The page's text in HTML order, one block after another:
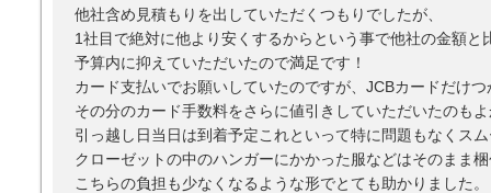
他社含め見積もりを出していただくつもりでしたが、
1社目で絶対に他より安くするからという事で他社の金額
予算内に抑えていただいたので満足です！
カード支払いでお願いしていたのですが、JCBカードだけ
その分のカード手数料をさらに値引きしていただいたのも
引っ越し日当日は到着予定これといって特に問題もなくス
クローゼットの中のハンガーにかかった服などはそのまま
こちらの負担も少なくなるような形でとても助かりました。